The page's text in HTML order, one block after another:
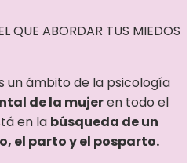
QUE ABORDAR TUS MIEDOS
un ámbito de la psicología
de la mujeren todo el
en la búsqueda de un
el parto y el posparto.